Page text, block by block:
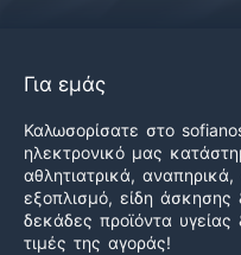
Για εμάς
Καλωσορίσατε στο
ηλεκτρονικό μας
αθλητιατρικά,
εξοπλισμό, είδη
δεκάδες προϊόντα
τιμές της αγοράς!